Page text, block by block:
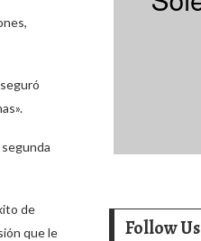
de
que le
Follow Us